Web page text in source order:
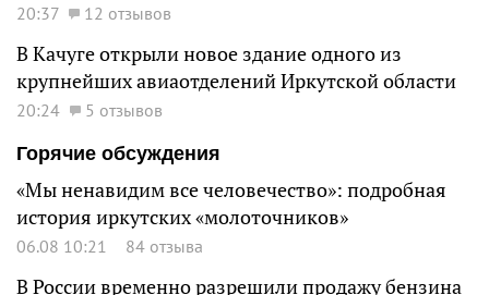
20:37 12 отзывов
В Качуге открыли новое здание одного из
крупнейших авиаотделений Иркутской области
20:24
5 отзывов
Горячие обсуждения
«Мы ненавидим все человечество»: подробная
история иркутских «молоточников»
06.08 10:21 84 отзыва
В России временно разрешили продажу бензина